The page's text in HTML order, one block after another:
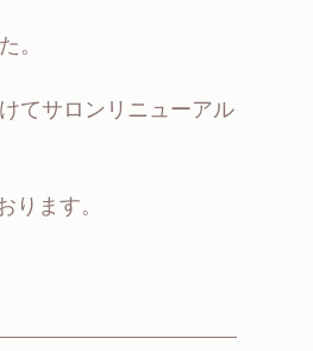
。
てサロンリニューアル
ります。